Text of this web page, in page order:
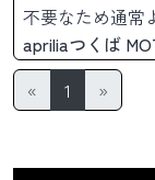
不要なため通常
apriliaつくば
«
1 »